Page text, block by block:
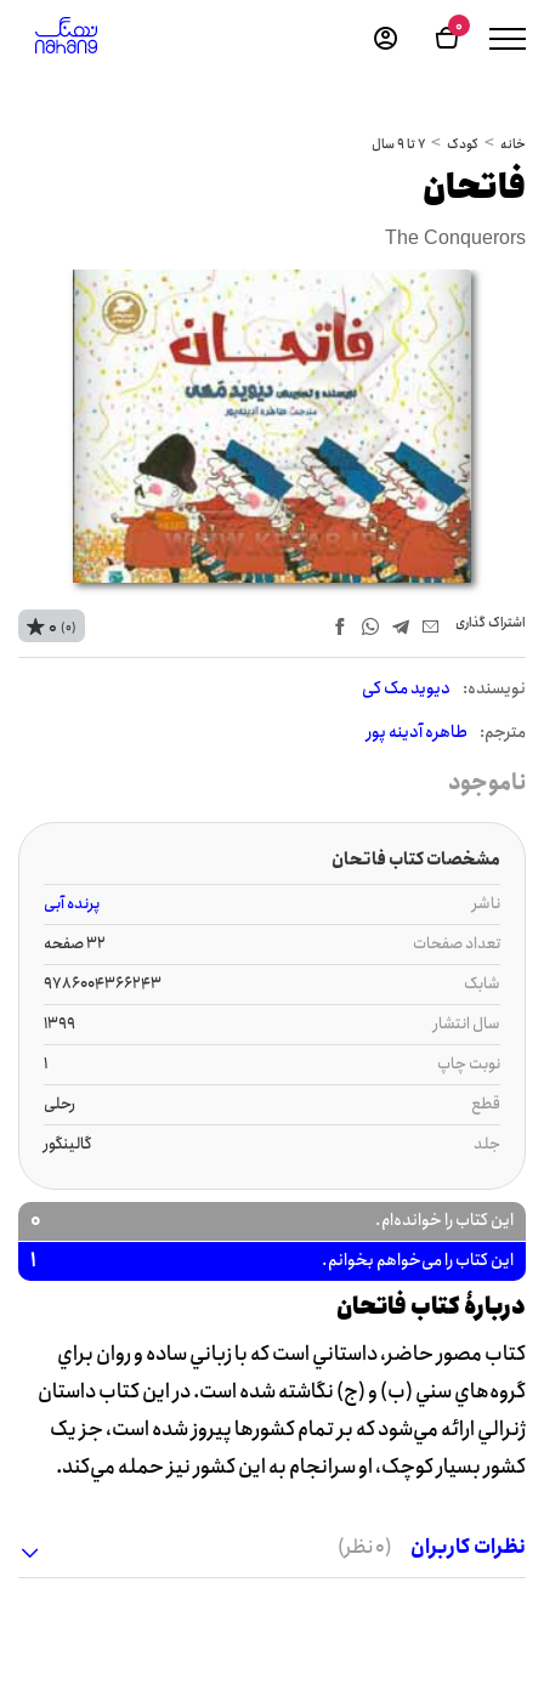
0
خانه کودک 7 تا 9 سال
فاتحان
The Conquerors
اشتراک‌ گذاری
نويسنده: دیوید مک کی
مترجم: طاهره آدینه پور
0 (0)
ناموجود
مشخصات کتاب فاتحان
ناشر
پرنده آبی
تعداد صفحات
32 صفحه
شابک
9786004366243
سال انتشار
1399
نوبت چاپ
1
قطع
رحلی
جلد
گالینگور
این کتاب را خوانده‌ام. 0
این کتاب را می‌خواهم بخوانم. 1
دربارۀ کتاب فاتحان
کتاب مصور حاضر، داستاني است که با زباني ساده و روان براي
گروه‌هاي سني (ب) و (ج) نگاشته شده است. در اين کتاب داستان
ژنرالي ارائه مي‌شود که بر تمام کشورها پيروز شده است، جز يک
کشور بسيار کوچک، او سرانجام به اين کشور نيز حمله مي‌کند.
نظرات کاربران (0 نظر)